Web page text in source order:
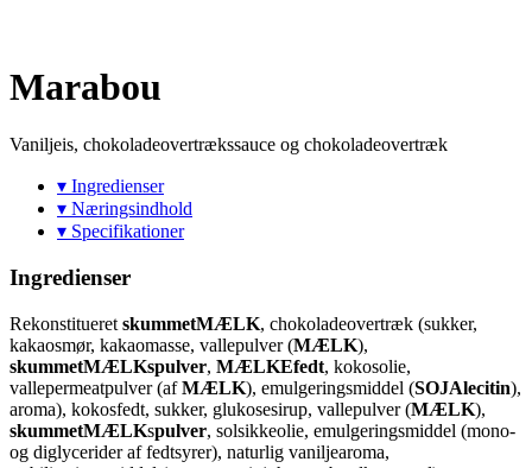
Marabou
Vaniljeis, chokoladeovertrækssauce og chokoladeovertræk
▾ Ingredienser
▾ Næringsindhold
▾ Specifikationer
Ingredienser
Rekonstitueret skummetMÆLK, chokoladeovertræk (sukker,
kakaosmør, kakaomasse, vallepulver (MÆLK),
skummetMÆLKspulver, MÆLKEfedt, kokosolie,
vallepermeatpulver (afMÆLK), emulgeringsmiddel (SOJAlecitin),
aroma), kokosfedt, sukker, glukosesirup, vallepulver (MÆLK),
skummetMÆLKspulver, solsikkeolie, emulgeringsmiddel (mono-
og diglycerider af fedtsyrer), naturlig vaniljearoma,